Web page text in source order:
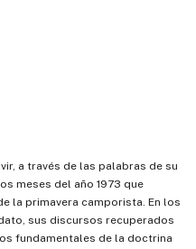
a través de las palabras de su
meses del año 1973 que
primavera camporista. En los
sus discursos recuperados
fundamentales de la doctrina